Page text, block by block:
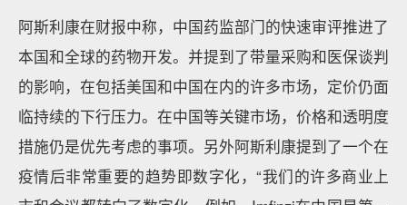
阿斯利康在财报中称，中国药监部门的快速审评推进了
本国和全球的药物开发。并提到了带量采购和医保谈判
的影响，在包括美国和中国在内的许多市场，定价仍面
临持续的下行压力。在中国等关键市场，价格和透明度
措施仍是优先考虑的事项。另外阿斯利康提到了一个在
疫情后非常重要的趋势即数字化，“我们的许多商业上